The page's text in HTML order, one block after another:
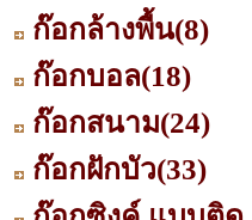
ก๊อกล้างพื้น(8)
ก๊อกบอล(18)
ก๊อกสนาม(24)
ก๊อกฝักบัว(33)